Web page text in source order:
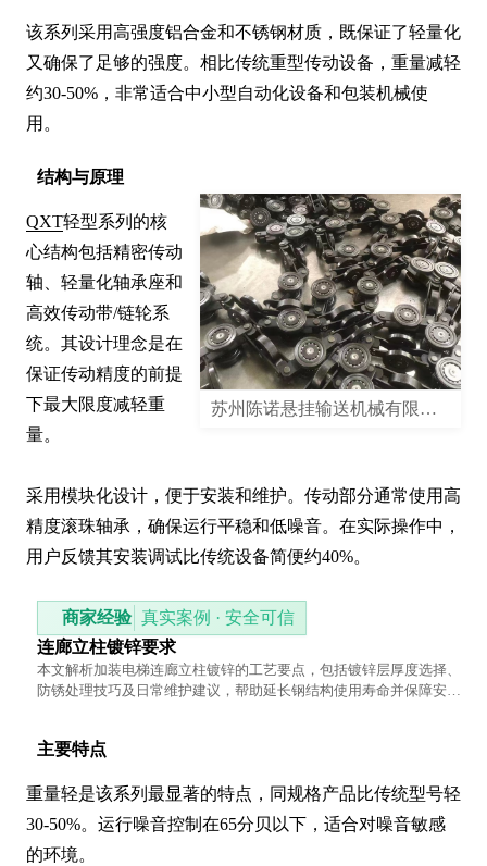
该系列采用高强度铝合金和不锈钢材质，既保证了轻量化
又确保了足够的强度。相比传统重型传动设备，重量减轻
约30-50%，非常适合中小型自动化设备和包装机械使
用。
结构与原理
苏州陈诺悬挂输送机械有限公司
QXT轻型系列的核
心结构包括精密传动
轴、轻量化轴承座和
高效传动带/链轮系
统。其设计理念是在
保证传动精度的前提
下最大限度减轻重
量。
采用模块化设计，便于安装和维护。传动部分通常使用高
精度滚珠轴承，确保运行平稳和低噪音。在实际操作中，
用户反馈其安装调试比传统设备简便约40%。
商家经验 真实案例 · 安全可信
连廊立柱镀锌要求
本文解析加装电梯连廊立柱镀锌的工艺要点，包括镀锌层厚度选择、
防锈处理技巧及日常维护建议，帮助延长钢结构使用寿命并保障安
主要特点
重量轻是该系列最显著的特点，同规格产品比传统型号轻
30-50%。运行噪音控制在65分贝以下，适合对噪音敏感
的环境。